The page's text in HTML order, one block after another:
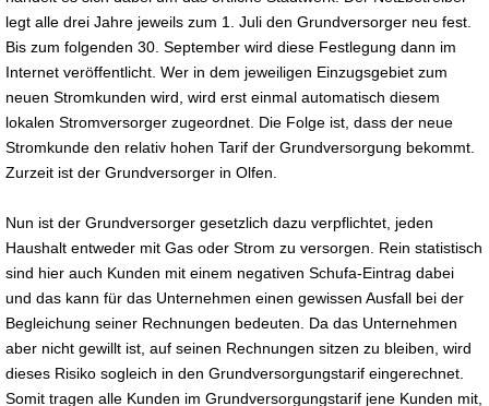
legt alle drei Jahre jeweils zum 1. Juli den Grundversorger neu fest.
Bis zum folgenden 30. September wird diese Festlegung dann im
Internet veröffentlicht. Wer in dem jeweiligen Einzugsgebiet zum
neuen Stromkunden wird, wird erst einmal automatisch diesem
lokalen Stromversorger zugeordnet. Die Folge ist, dass der neue
Stromkunde den relativ hohen Tarif der Grundversorgung bekommt.
Zurzeit ist der Grundversorger in Olfen.
Nun ist der Grundversorger gesetzlich dazu verpflichtet, jeden
Haushalt entweder mit Gas oder Strom zu versorgen. Rein statistisch
sind hier auch Kunden mit einem negativen Schufa-Eintrag dabei
und das kann für das Unternehmen einen gewissen Ausfall bei der
Begleichung seiner Rechnungen bedeuten. Da das Unternehmen
aber nicht gewillt ist, auf seinen Rechnungen sitzen zu bleiben, wird
dieses Risiko sogleich in den Grundversorgungstarif eingerechnet.
Somit tragen alle Kunden im Grundversorgungstarif jene Kunden mit,